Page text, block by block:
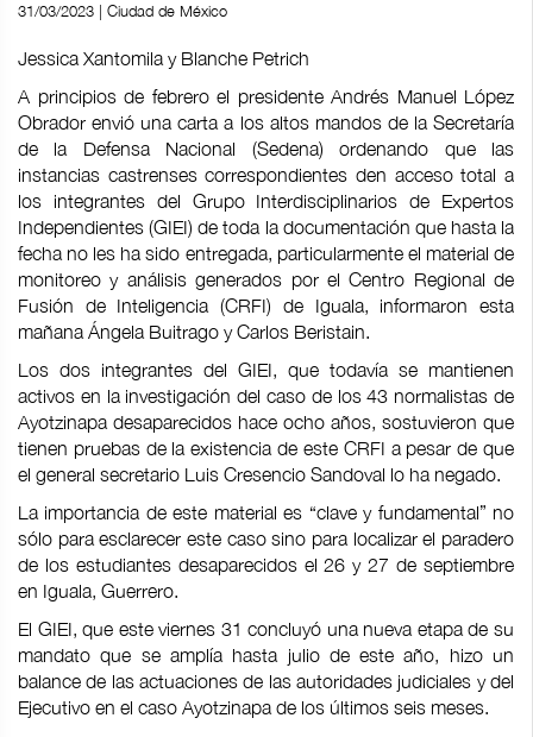
31/03/2023 | Ciudad de México
Jessica Xantomila y Blanche Petrich
A principios de febrero el presidente Andrés Manuel López
Obrador envió una carta a los altos mandos de la Secretaría
de la Defensa Nacional (Sedena) ordenando que las
instancias castrenses correspondientes den acceso total a
los integrantes del Grupo Interdisciplinarios de Expertos
Independientes (GIEI) de toda la documentación que hasta la
fecha no les ha sido entregada, particularmente el material de
monitoreo y análisis generados por el Centro Regional de
Fusión de Inteligencia (CRFI) de Iguala, informaron esta
mañana Ángela Buitrago y Carlos Beristain.
Los dos integrantes del GIEI, que todavía se mantienen
activos en la investigación del caso de los 43 normalistas de
Ayotzinapa desaparecidos hace ocho años, sostuvieron que
tienen pruebas de la existencia de este CRFI a pesar de que
el general secretario Luis Cresencio Sandoval lo ha negado.
La importancia de este material es “clave y fundamental” no
sólo para esclarecer este caso sino para localizar el paradero
de los estudiantes desaparecidos el 26 y 27 de septiembre
en Iguala, Guerrero.
El GIEI, que este viernes 31 concluyó una nueva etapa de su
mandato que se amplía hasta julio de este año, hizo un
balance de las actuaciones de las autoridades judiciales y del
Ejecutivo en el caso Ayotzinapa de los últimos seis meses.